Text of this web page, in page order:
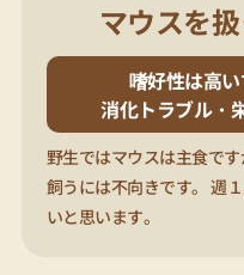
マウスを
嗜好性は高
消化トラブル・
野生ではマウスは主食で
飼うには不向きです。 週
いと思います。